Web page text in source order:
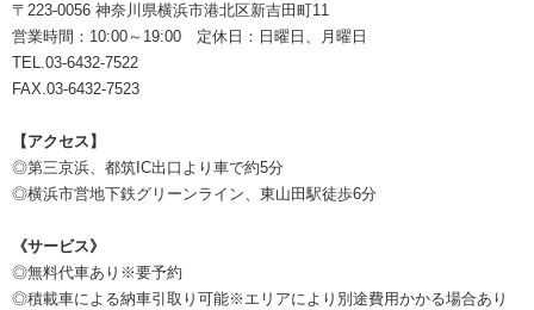
〒223-0056 神奈川県横浜市港北区新吉田町11
営業時間：10:00～19:00 定休日：日曜日、月曜日
TEL.03-6432-7522
FAX.03-6432-7523
【アクセス】
◎第三京浜、都筑IC出口より車で約5分
◎横浜市営地下鉄グリーンライン、東山田駅徒歩6分
《サービス》
◎無料代車あり※要予約
◎積載車による納車引取り可能※エリアにより別途費用かかる場合あり